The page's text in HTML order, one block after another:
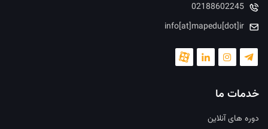
02188602245
info[at]mapedu[dot]ir
خدمات ما
دوره های آنلاین